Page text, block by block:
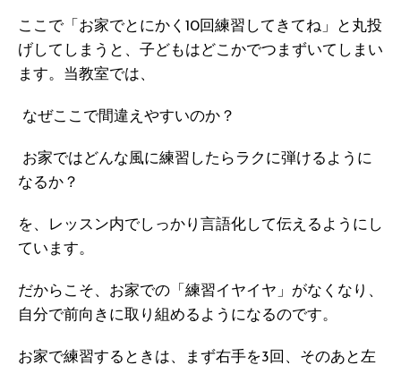
ここで「お家でとにかく10回練習してきてね」と丸投
げしてしまうと、子どもはどこかでつまずいてしまい
ます。当教室では、
なぜここで間違えやすいのか？
お家ではどんな風に練習したらラクに弾けるように
なるか？
を、レッスン内でしっかり言語化して伝えるようにし
ています。
だからこそ、お家での「練習イヤイヤ」がなくなり、
自分で前向きに取り組めるようになるのです。
お家で練習するときは、まず右手を3回、そのあと左